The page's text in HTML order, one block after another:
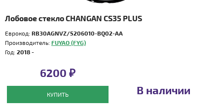
Лобовое стекло CHANGAN CS35 PLUS
Еврокод: RB30AGNVZ/5206010-BQ02-AA
Производитель: FUYAO (FYG)
Год: 2018 -
6200 ₽
КУПИТЬ В наличии